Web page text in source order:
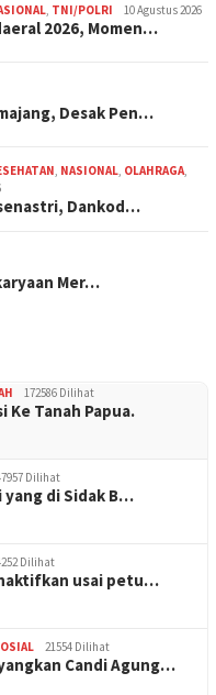
TNI/POLRI 10 Agustus 2026
2026, Momen…
Desak Pen…
NASIONAL OLAHRAGA
Dankod…
Mer…
172586 Dilihat
Ke Tanah Papua.
Dilihat
yang di Sidak B…
Dilihat
usai petu…
21554 Dilihat
Candi Agung…